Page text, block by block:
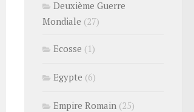
Deuxième Guerre
Mondiale (27)
Ecosse (1)
Egypte (6)
Empire Romain (25)